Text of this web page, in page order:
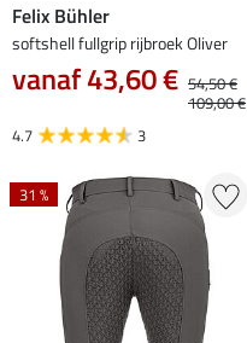
Felix Bühler
softshell fullgrip rijbroek Oliver
vanaf 43,60 € 54,50 €
109,00 €
4.7
3
31 %